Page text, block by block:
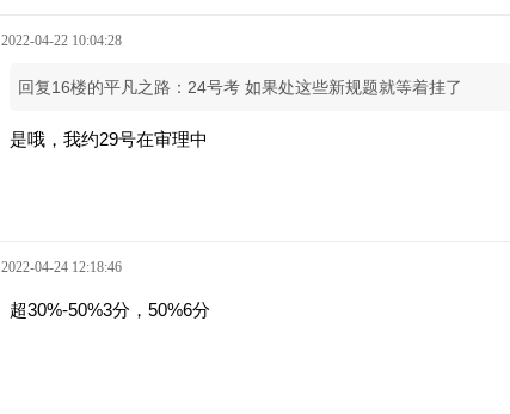
2022-04-22 10:04:28
回复16楼的平凡之路：24号考 如果处这些新规题就等着挂了
是哦，我约29号在审理中
2022-04-24 12:18:46
超30%-50%3分，50%6分